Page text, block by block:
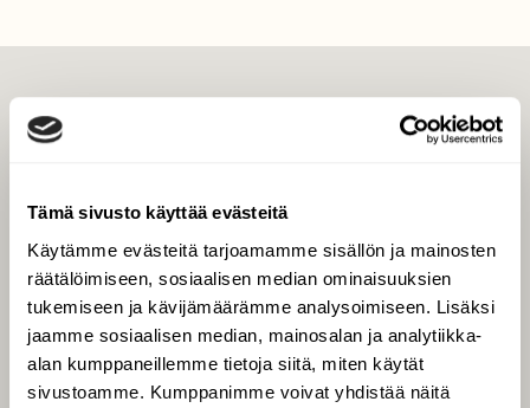
Tämä sivusto käyttää evästeitä
Käytämme evästeitä tarjoamamme sisällön ja mainosten
räätälöimiseen, sosiaalisen median ominaisuuksien
tukemiseen ja kävijämäärämme analysoimiseen. Lisäksi
jaamme sosiaalisen median, mainosalan ja analytiikka-
alan kumppaneillemme tietoja siitä, miten käytät
sivustoamme. Kumppanimme voivat yhdistää näitä
Tilaa digilukuoikeus
Äänestä parasta juttua
Tilaa uutiskirje
SUOMEN LUONNON­